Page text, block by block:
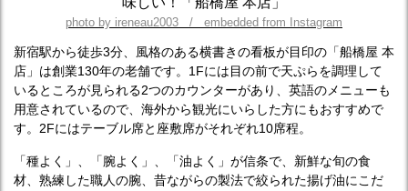
photo by ireneau2003 / embedded from Instagram
新宿駅から徒歩3分、風格のある横書きの看板が目印の「船橋屋 本
店」は創業130年の老舗です。1Fには目の前で天ぷらを調理して
いるところが見られる2つのカウンターがあり、英語のメニューも
用意されているので、海外から観光にいらした方にもおすすめで
す。2Fにはテーブル席と座敷席がそれぞれ10席程。
「種よく」、「腕よく」、「油よく」が信条で、新鮮な旬の食
材、熟練した職人の腕、昔ながらの製法で絞られた揚げ油にこだ